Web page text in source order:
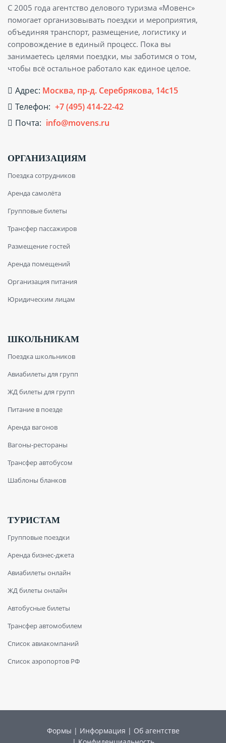
С 2005 года агентство делового туризма «Мовенс»
помогает организовывать поездки и мероприятия,
объединяя транспорт, размещение, логистику и
сопровождение в единый процесс. Пока вы
занимаетесь целями поездки, мы заботимся о том,
чтобы всё остальное работало как единое целое.
Адрес: Москва, пр-д. Серебрякова, 14с15
Телефон: +7 (495) 414-22-42
Почта: info@movens.ru
ОРГАНИЗАЦИЯМ
Поездка сотрудников
Аренда самолёта
Групповые билеты
Трансфер пассажиров
Размещение гостей
Аренда помещений
Организация питания
Юридическим лицам
ШКОЛЬНИКАМ
Поездка школьников
Авиабилеты для групп
ЖД билеты для групп
Питание в поезде
Аренда вагонов
Вагоны-рестораны
Трансфер автобусом
Шаблоны бланков
ТУРИСТАМ
Групповые поездки
Аренда бизнес-джета
Авиабилеты онлайн
ЖД билеты онлайн
Автобусные билеты
Трансфер автомобилем
Список авиакомпаний
Список аэропортов РФ
Формы | Информация | Об агентстве